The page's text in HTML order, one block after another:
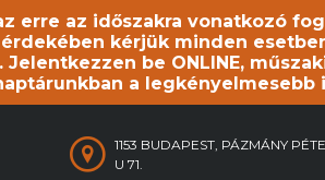
erre az időszakra vonatkozó
kérjük minden
be ONLINE,
a
1153 BUDAPEST, PÁZMÁNY
U 71.